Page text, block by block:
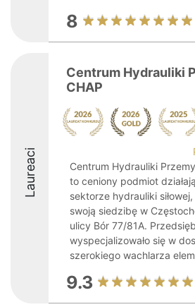
8
Laureaci
Centrum Hydrauliki
CHAP
Centrum Hydrauliki
to ceniony podmiot
sektorze hydrauliki
swoją siedzibę w
ulicy Bór 77/81A.
wyspecjalizowało się w
szerokiego wachlarza
9.3